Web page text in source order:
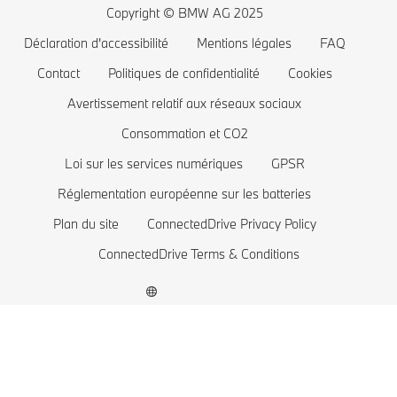
BMW Série 3
BMW Série 2
BMW Série 1
La famille BMW X1
BMW M
Voitures électriques BMW
Coût des voitures électriques
Batterie de voiture électrique
Copyright © BMW AG 2025
Déclaration d'accessibilité
Mentions légales
FAQ
Contact
Politiques de confidentialité
Cookies
Avertissement relatif aux réseaux sociaux
Consommation et CO2
Loi sur les services numériques
GPSR
Réglementation européenne sur les batteries
Plan du site
ConnectedDrive Privacy Policy
ConnectedDrive Terms & Conditions